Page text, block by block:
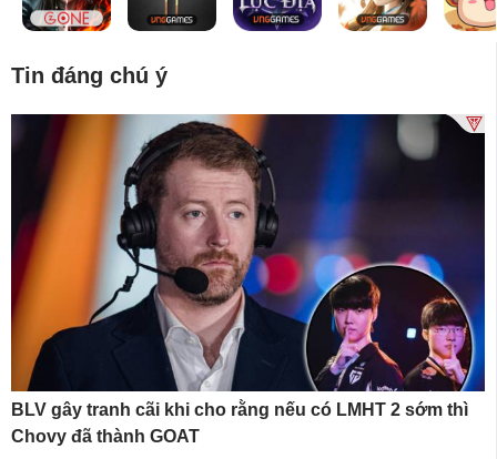
Tin đáng chú ý
BLV gây tranh cãi khi cho rằng nếu có LMHT 2 sớm thì
Chovy đã thành GOAT